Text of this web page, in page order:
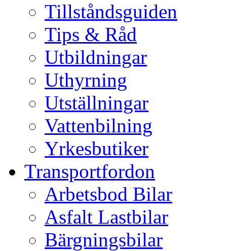
Tillståndsguiden
Tips & Råd
Utbildningar
Uthyrning
Utställningar
Vattenbilning
Yrkesbutiker
Transportfordon
Arbetsbod Bilar
Asfalt Lastbilar
Bärgningsbilar